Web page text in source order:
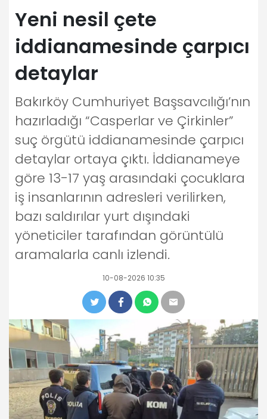
Yeni nesil çete
iddianamesinde çarpıcı
detaylar
Bakırköy Cumhuriyet Başsavcılığı’nın
hazırladığı “Casperlar ve Çirkinler”
suç örgütü iddianamesinde çarpıcı
detaylar ortaya çıktı. İddianameye
göre 13-17 yaş arasındaki çocuklara
iş insanlarının adresleri verilirken,
bazı saldırılar yurt dışındaki
yöneticiler tarafından görüntülü
aramalarla canlı izlendi.
10-08-2026 10:35